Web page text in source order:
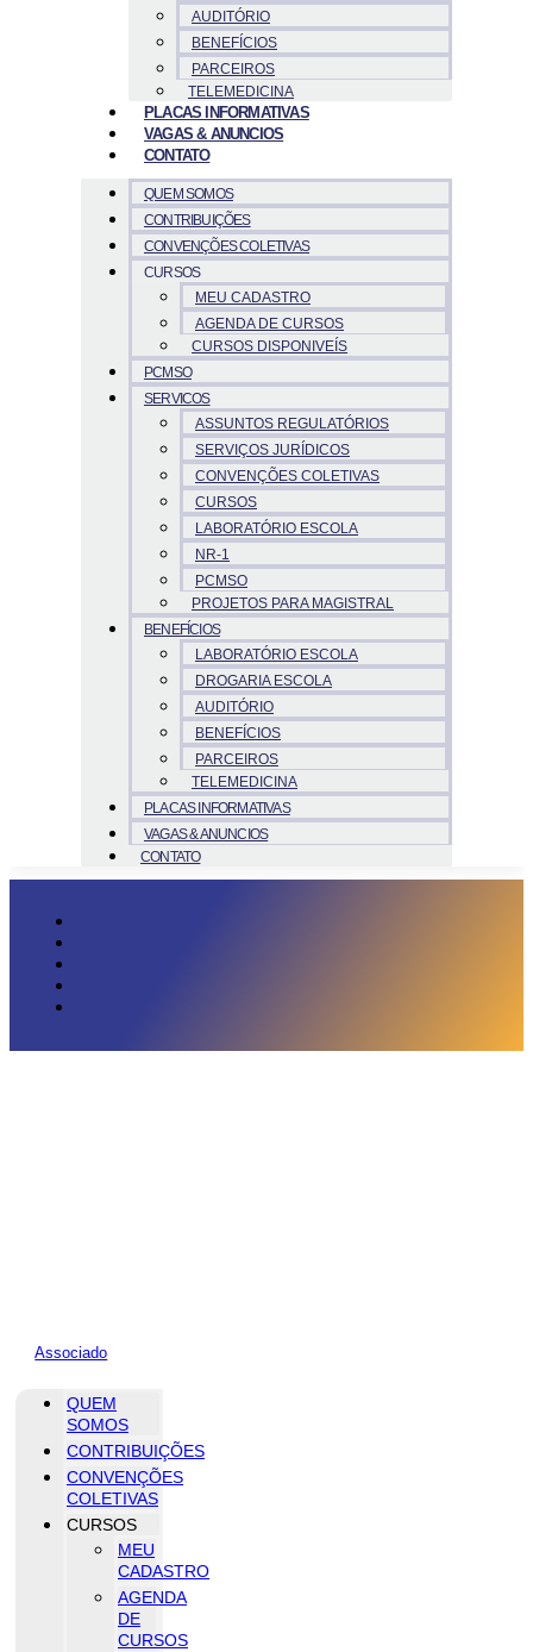
AUDITÓRIO
BENEFÍCIOS
PARCEIROS
TELEMEDICINA
PLACAS INFORMATIVAS
VAGAS & ANUNCIOS
CONTATO
QUEM SOMOS
CONTRIBUIÇÕES
CONVENÇÕES COLETIVAS
CURSOS
MEU CADASTRO
AGENDA DE CURSOS
CURSOS DISPONIVEÍS
PCMSO
SERVICOS
ASSUNTOS REGULATÓRIOS
SERVIÇOS JURÍDICOS
CONVENÇÕES COLETIVAS
CURSOS
LABORATÓRIO ESCOLA
NR-1
PCMSO
PROJETOS PARA MAGISTRAL
BENEFÍCIOS
LABORATÓRIO ESCOLA
DROGARIA ESCOLA
AUDITÓRIO
BENEFÍCIOS
PARCEIROS
TELEMEDICINA
PLACAS INFORMATIVAS
VAGAS & ANUNCIOS
CONTATO
Associado
QUEM
SOMOS
CONTRIBUIÇÕES
CONVENÇÕES
COLETIVAS
CURSOS
MEU
CADASTRO
AGENDA
DE
CURSOS